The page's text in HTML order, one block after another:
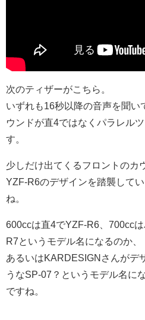
次のティザーがこちら。
いずれも16秒以降の音声を聞い
ウンドが直4ではなくパラレル
す。
少しだけ出てくるフロントのカ
YZF-R6のデザインを踏襲して
ね。
600ccは直4でYZF-R6、700cc
R7というモデル名になるのか、
あるいはKARDESIGNさんがデ
うなSP-07？というモデル名に
ですね。